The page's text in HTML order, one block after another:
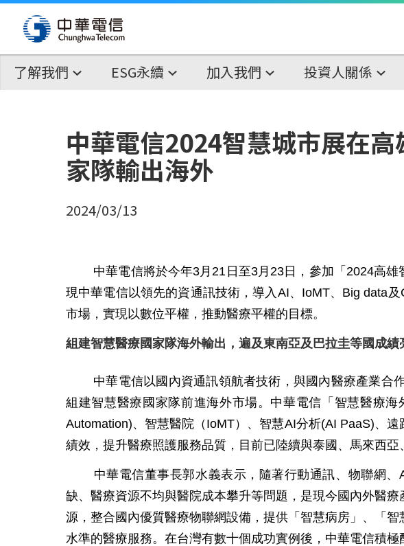
了解我們 ESG永續 加入我們 投資人關係
中華電信2024智慧城市展在
家隊輸出海外
2024/03/13
中華電信將於今年3月21日至3月23日，參加「2024高
現中華電信以領先的資通訊技術，導入AI、IoMT、Big data
市場，實現以數位平權，推動醫療平權的目標。
組建智慧醫療國家隊海外輸出，遍及東南亞及巴拉圭等國成績
中華電信以國內資通訊領航者技術，與國內醫療產業合
組建智慧醫療國家隊前進海外市場。中華電信「智慧醫療
Automation)、智慧醫院（IoMT）、智慧AI分析(AI PaaS)、
績效，提升醫療照護服務品質，目前已陸續與泰國、馬來西亞
中華電信董事長郭水義表示，隨著行動通訊、物聯網
缺、醫療資源不均與醫院成本攀升等問題，是現今國內外醫
源，整合國內優質醫療物聯網設備，提供「智慧病房」、「
水準的醫療服務。在台灣有數十個成功實例後，中華電信積